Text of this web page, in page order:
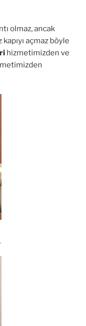
olmaz, ancak
açmaz böyle
hizmetimizden ve